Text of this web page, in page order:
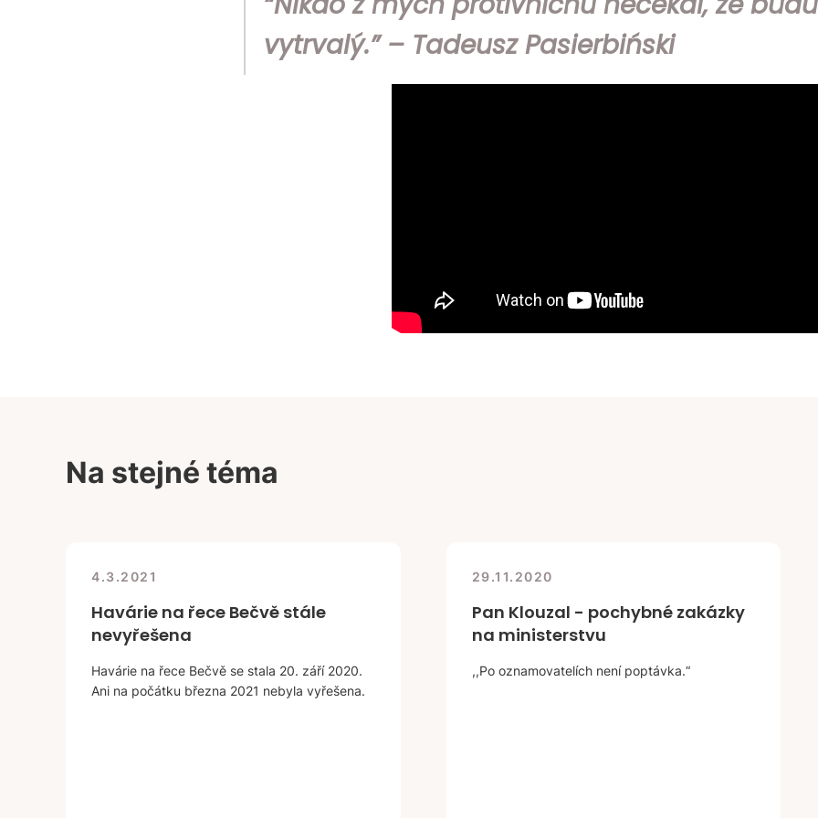
vytrvalý.” – Tadeusz Pasierbiński
Na stejné téma
4.3.2021
Havárie na řece Bečvě stále
nevyřešena
Havárie na řece Bečvě se stala 20. září 2020.
Ani na počátku března 2021 nebyla vyřešena.
29.11.2020
Pan Klouzal - pochybné zakázky
na ministerstvu
,,Po oznamovatelích není poptávka.“